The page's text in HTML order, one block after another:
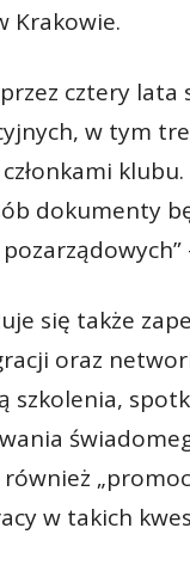
Krakowie.
cztery lata
w tym
dokumenty
się także
oraz
szkolenia,
w takich